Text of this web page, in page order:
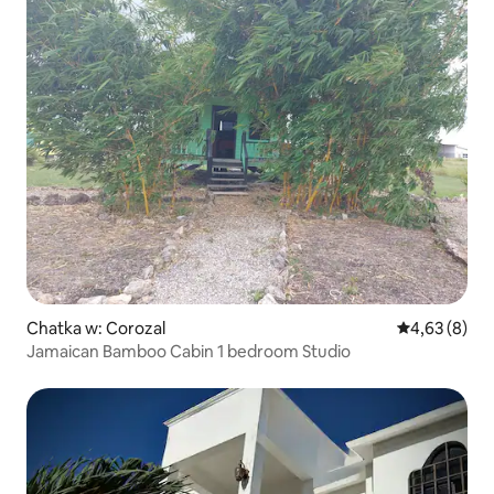
Chatka w: Corozal Średnia
4,63 (8)
Jamaican Bamboo Cabin 1 bedroom Studio